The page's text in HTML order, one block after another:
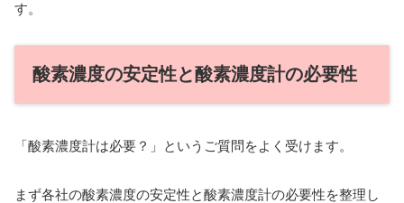
す。
酸素濃度の安定性と酸素濃度計の必要性
「酸素濃度計は必要？」というご質問をよく受けます。
まず各社の酸素濃度の安定性と酸素濃度計の必要性を整理し